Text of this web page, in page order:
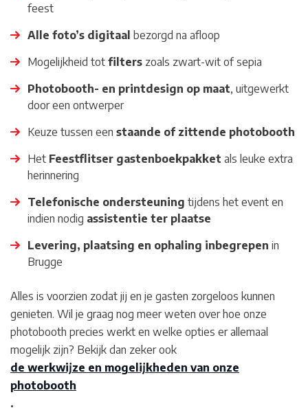
feest
Alle foto’s digitaal bezorgd na afloop
Mogelijkheid tot filters zoals zwart-wit of sepia
Photobooth- en printdesign op maat, uitgewerkt
door een ontwerper
Keuze tussen een staande of zittende photobooth
Het Feestflitser gastenboekpakket als leuke extra
herinnering
Telefonische ondersteuning tijdens het event en
indien nodig assistentie ter plaatse
Levering, plaatsing en ophaling inbegrepen in
Brugge
Alles is voorzien zodat jij en je gasten zorgeloos kunnen
genieten. Wil je graag nog meer weten over hoe onze
photobooth precies werkt en welke opties er allemaal
mogelijk zijn? Bekijk dan zeker ook
de werkwijze en mogelijkheden van onze
photobooth
.